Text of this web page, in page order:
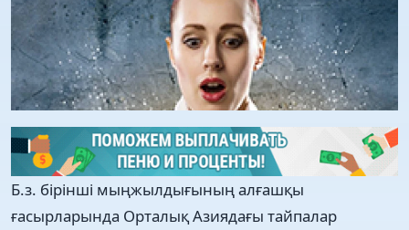
Б.з. бірінші мыңжылдығының алғашқы
ғасырларында Орталық Азиядағы тайпалар